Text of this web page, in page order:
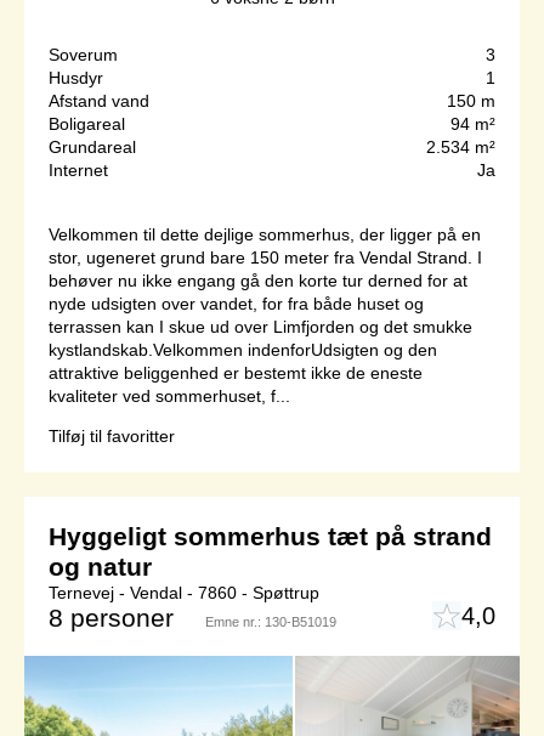
Soverum
3
Husdyr
1
Afstand vand
150 m
Boligareal
94 m²
Grundareal
2.534 m²
Internet
Ja
Velkommen til dette dejlige sommerhus, der ligger på en
stor, ugeneret grund bare 150 meter fra Vendal Strand. I
behøver nu ikke engang gå den korte tur derned for at
nyde udsigten over vandet, for fra både huset og
terrassen kan I skue ud over Limfjorden og det smukke
kystlandskab.Velkommen indenforUdsigten og den
attraktive beliggenhed er bestemt ikke de eneste
kvaliteter ved sommerhuset, f...
Tilføj til favoritter
Hyggeligt sommerhus tæt på strand
og natur
Ternevej - Vendal - 7860 - Spøttrup
8 personer Emne nr.: 130-B51019 4,0